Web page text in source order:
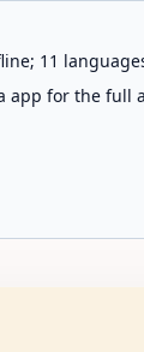
11
app for the full